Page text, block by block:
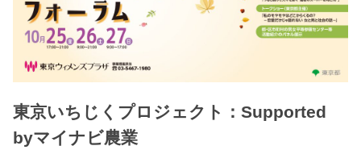
東京いちじくプロジェクト：Supported
byマイナビ農業